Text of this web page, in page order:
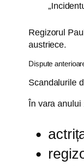
Regizorul
austriece.
Dispute
Scandalurile
În vara anului